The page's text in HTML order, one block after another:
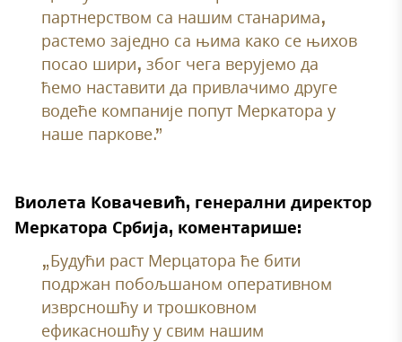
партнерством са нашим станарима,
растемо заједно са њима како се њихов
посао шири, због чега верујемо да
ћемо наставити да привлачимо друге
водеће компаније попут Меркатора у
наше паркове.”
Виолета Ковачевић, генерални директор
Меркатора Србија, коментарише:
„Будући раст Мерцатора ће бити
подржан побољшаном оперативном
изврсношћу и трошковном
ефикасношћу у свим нашим